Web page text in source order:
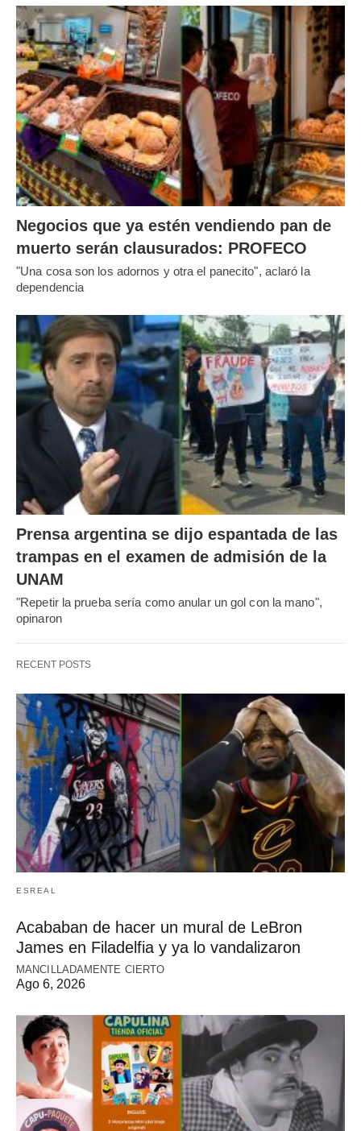
Negocios que ya estén vendiendo pan de
muerto serán clausurados: PROFECO
"Una cosa son los adornos y otra el panecito", aclaró la
dependencia
Prensa argentina se dijo espantada de las
trampas en el examen de admisión de la
UNAM
"Repetir la prueba sería como anular un gol con la mano",
opinaron
RECENT POSTS
ESREAL
Acababan de hacer un mural de LeBron
James en Filadelfia y ya lo vandalizaron
MANCILLADAMENTE CIERTO
Ago 6, 2026